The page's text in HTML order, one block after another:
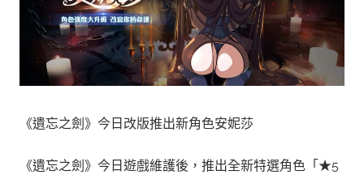
《遺忘之劍》今日改版推出新角色安妮莎
《遺忘之劍》今日遊戲維護後，推出全新特選角色「★5